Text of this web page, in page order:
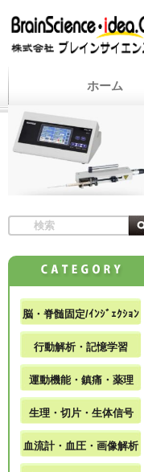
ホーム
脳・脊髄固定/ｲﾝｼﾞｪｸｼｮﾝ
行動解析・記憶学習
運動機能・鎮痛・薬理
生理・切片・生体信号
血流計・血圧・画像解析